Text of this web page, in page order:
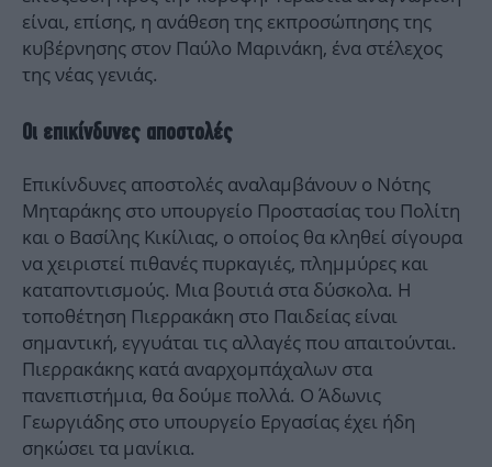
είναι, επίσης, η ανάθεση της εκπροσώπησης της
κυβέρνησης στον Παύλο Μαρινάκη, ένα στέλεχος
της νέας γενιάς.
Οι επικίνδυνες αποστολές
Επικίνδυνες αποστολές αναλαμβάνουν ο Νότης
Μηταράκης στο υπουργείο Προστασίας του Πολίτη
και ο Βασίλης Κικίλιας, ο οποίος θα κληθεί σίγουρα
να χειριστεί πιθανές πυρκαγιές, πλημμύρες και
καταποντισμούς. Μια βουτιά στα δύσκολα. Η
τοποθέτηση Πιερρακάκη στο Παιδείας είναι
σημαντική, εγγυάται τις αλλαγές που απαιτούνται.
Πιερρακάκης κατά αναρχομπάχαλων στα
πανεπιστήμια, θα δούμε πολλά. Ο Άδωνις
Γεωργιάδης στο υπουργείο Εργασίας έχει ήδη
σηκώσει τα μανίκια.